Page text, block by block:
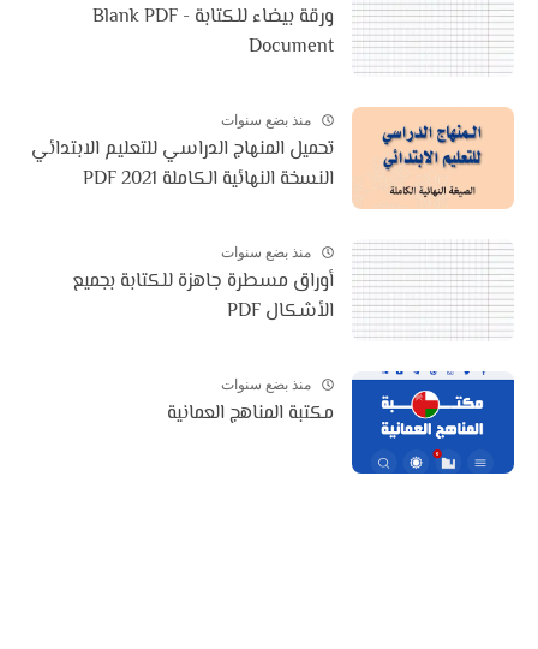
ورقة بيضاء للكتابة - Blank PDF
Document
منذ بضع سنوات
تحميل المنهاج الدراسي للتعليم الابتدائي
النسخة النهائية الكاملة 2021 PDF
منذ بضع سنوات
أوراق مسطرة جاهزة للكتابة بجميع
الأشكال PDF
منذ بضع سنوات
مكتبة المناهج العمانية